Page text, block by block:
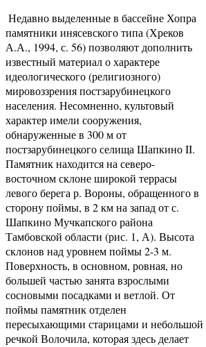
Недавно выделенные в бассейне Хопра
памятники инясевского типа (Хреков
А.А., 1994, с. 56) позволяют дополнить
известный материал о характере
идеологического (религиозного)
мировоззрения постзарубинецкого
населения. Несомненно, культовый
характер имели сооружения,
обнаруженные в 300 м от
постзарубинецкого селища Шапкино II.
Памятник находится на северо-
восточном склоне широкой террасы
левого берега р. Вороны, обращенного в
сторону поймы, в 2 км на запад от с.
Шапкино Мучкапского района
Тамбовской области (рис. 1, А). Высота
склонов над уровнем поймы 2-3 м.
Поверхность, в основном, ровная, но
большей частью занята взрослыми
сосновыми посадками и ветлой. От
поймы памятник отделен
пересыхающими старицами и небольшой
речкой Волочила, которая здесь делает